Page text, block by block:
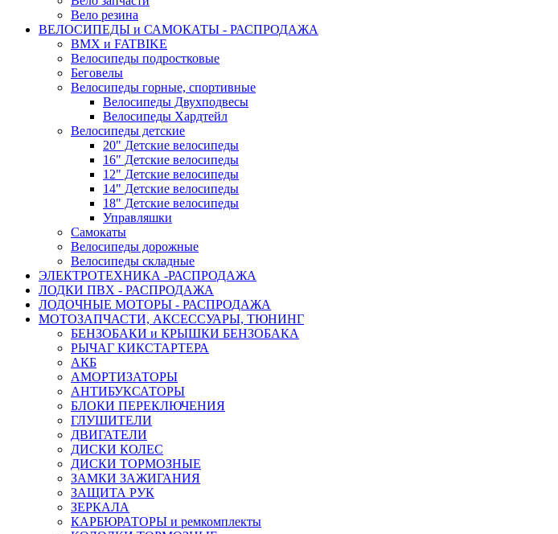
Вело резина
ВЕЛОСИПЕДЫ и САМОКАТЫ - РАСПРОДАЖА
BMX и FATBIKE
Велосипеды подростковые
Беговелы
Велосипеды горные, спортивные
Велосипеды Двухподвесы
Велосипеды Хардтейл
Велосипеды детские
20" Детские велосипеды
16" Детские велосипеды
12" Детские велосипеды
14" Детские велосипеды
18" Детские велосипеды
Управляшки
Самокаты
Велосипеды дорожные
Велосипеды складные
ЭЛЕКТРОТЕХНИКА -РАСПРОДАЖА
ЛОДКИ ПВХ - РАСПРОДАЖА
ЛОДОЧНЫЕ МОТОРЫ - РАСПРОДАЖА
МОТОЗАПЧАСТИ, АКСЕССУАРЫ, ТЮНИНГ
БЕНЗОБАКИ и КРЫШКИ БЕНЗОБАКА
РЫЧАГ КИКСТАРТЕРА
АКБ
АМОРТИЗАТОРЫ
АНТИБУКСАТОРЫ
БЛОКИ ПЕРЕКЛЮЧЕНИЯ
ГЛУШИТЕЛИ
ДВИГАТЕЛИ
ДИСКИ КОЛЕС
ДИСКИ ТОРМОЗНЫЕ
ЗАМКИ ЗАЖИГАНИЯ
ЗАЩИТА РУК
ЗЕРКАЛА
КАРБЮРАТОРЫ и ремкомплекты